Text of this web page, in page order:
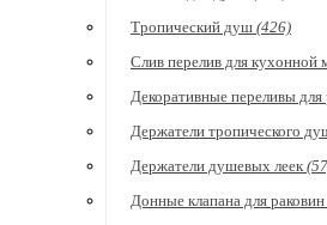
Тропический душ (426)
Слив перелив для кухонной
Декоративные переливы для
Держатели тропического
Держатели душевых леек
Донные клапана для